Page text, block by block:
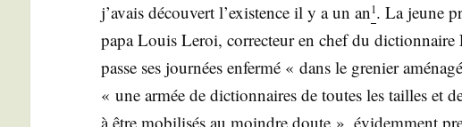
j’a­vais décou­vert l’exis­tence il y a un an1. La jeune
papa Louis Leroi, cor­rec­teur en chef du
passe ses jour­nées enfer­mé « dans le gre­nier
« une armée de dic­tion­naires de toutes les tailles et
à être mobi­li­sés au moindre doute », évi­dem­ment